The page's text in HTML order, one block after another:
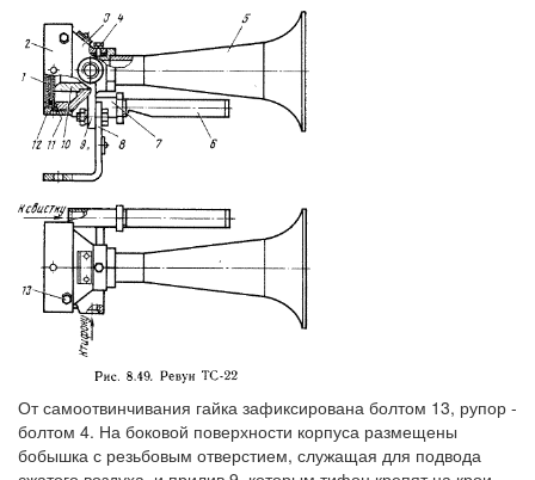
От самоотвинчивания гайка зафиксирована болтом 13, рупор -
болтом 4. На боковой поверхности корпуса размещены
бобышка с резьбовым отверстием, служащая для подвода